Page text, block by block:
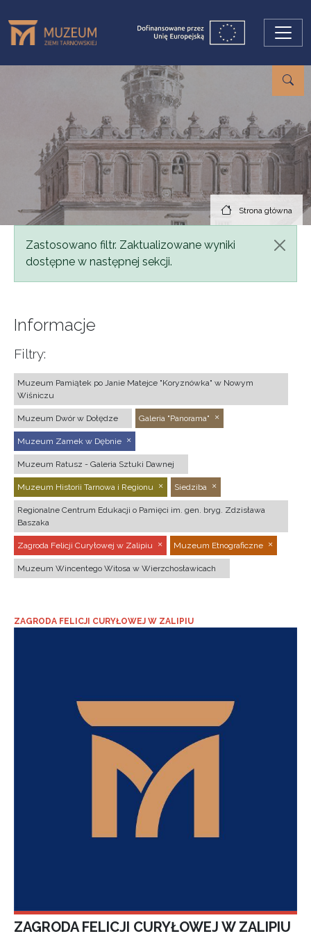
Strona główna
Komunikat
Zastosowano filtr. Zaktualizowane wyniki
dostępne w następnej sekcji.
Informacje
Filtry:
Muzeum Pamiątek po Janie Matejce "Koryznówka" w Nowym
Wiśniczu
Muzeum Dwór w Dołędze Galeria "Panorama"
Muzeum Zamek w Dębnie
Muzeum Ratusz - Galeria Sztuki Dawnej
Muzeum Historii Tarnowa i Regionu Siedziba
Regionalne Centrum Edukacji o Pamięci im. gen. bryg. Zdzisława
Baszaka
Zagroda Felicji Curyłowej w Zalipiu Muzeum Etnograficzne
Muzeum Wincentego Witosa w Wierzchosławicach
ZAGRODA FELICJI CURYŁOWEJ W ZALIPIU
ZAGRODA FELICJI CURYŁOWEJ W ZALIPIU